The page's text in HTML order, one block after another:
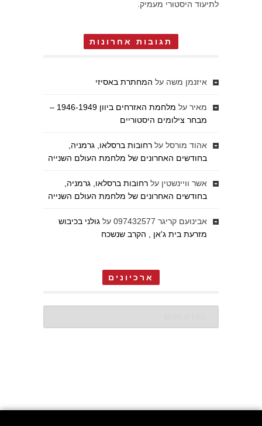
לתיעוד היסטורי מעמיק.
תגובות אחרונות
איזנמן משה על המחתרת באסיזי
מאיר על
מלחמת האזרחים ביוון 1946-1949 –
מבחר צילומים היסטוריים
אהוד מורסל על רחובות ברסלאו, גרמניה,
בחודשים האחרונים של מלחמת העולם השנייה
אשר וויינשטין על רחובות ברסלאו, גרמניה,
בחודשים האחרונים של מלחמת העולם השנייה
אבינועם קריגר 097432577 על גולני בכיבוש
מזרעת בית ג'אן , הקרב שנשכח
ארכיונים